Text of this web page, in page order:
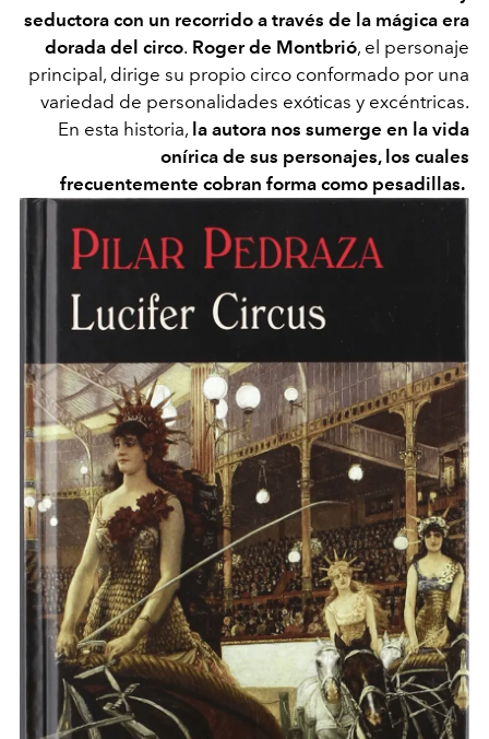
seductora con un recorrido a través de la mágica era
dorada del circo. Roger de Montbrió, el personaje
principal, dirige su propio circo conformado por una
variedad de personalidades exóticas y excéntricas.
En esta historia, la autora nos sumerge en la vida
onírica de sus personajes, los cuales
frecuentemente cobran forma como pesadillas.